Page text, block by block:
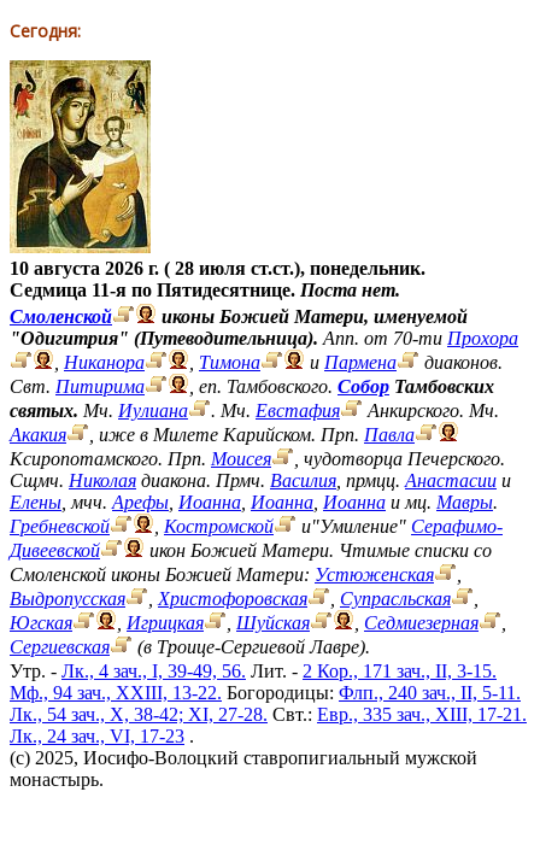
Сегодня:
10 августа 2026 г. ( 28 июля ст.ст.), понедельник.
Седмица 11-я по Пятидесятнице. Поста нет.
Смоленской
иконы Божией Матери, именуемой
"Одигитрия" (Путеводительница). Апп. от 70-ти Прохора
Никанора Тимона и Пармена
диаконов.
Свт. Питирима , еп. Тамбовского. Собор Тамбовских
святых. Мч. Иулиана . Мч. Евстафия
Анкирского. Мч.
Акакия
, иже в Милете Карийском. Прп. Павла
Ксиропотамского. Прп. Моисея
, чудотворца Печерского.
Сщмч. Николая диакона. Прмч. Василия , прмцц. Анастасии и
Елены , мчч. Арефы Иоанна Иоанна Иоанна и мц. Мавры.
Гребневской
Костромской и"Умиление" Серафимо-
Дивеевской
икон Божией Матери. Чтимые списки со
Смоленской иконы Божией Матери: Устюженская
Выдропусская
Христофоровская Супрасльская
Югская
Игрицкая Шуйская Седмиезерная
Сергиевская
(в Троице-Сергиевой Лавре).
Утр. - Лк., 4 зач., I, 39-49, 56. Лит. - 2 Кор., 171 зач., II, 3-15.
Мф., 94 зач., XXIII, 13-22. Богородицы: Флп., 240 зач., II, 5-11.
Лк., 54 зач., X, 38-42; XI, 27-28. Свт.: Евр., 335 зач., XIII, 17-21.
Лк., 24 зач., VI, 17-23 .
(c) 2025, Иосифо-Волоцкий ставропигиальный мужской
монастырь.